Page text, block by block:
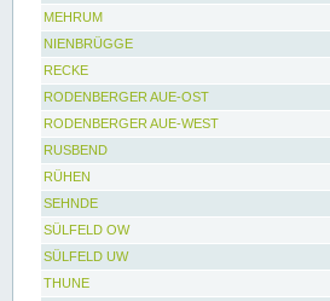
MEHRUM
NIENBRÜGGE
RECKE
RODENBERGER AUE-OST
RODENBERGER AUE-WEST
RUSBEND
RÜHEN
SEHNDE
SÜLFELD OW
SÜLFELD UW
THUNE